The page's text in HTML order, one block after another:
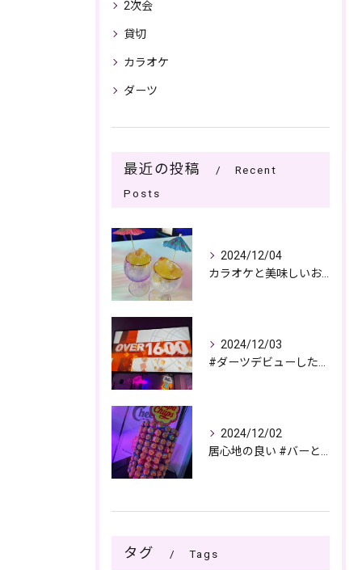
2次会
貸切
カラオケ
ダーツ
最近の投稿
Recent
Posts
2024/12/04
2024/12/03
2024/12/02
タグ Tags